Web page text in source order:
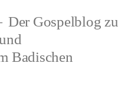
Der Gospelblog zu
Badischen